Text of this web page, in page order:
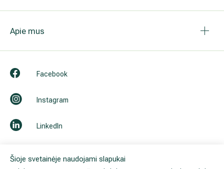
Šioje svetainėje naudojami slapukai
Apie mus
Facebook
Instagram
LinkedIn